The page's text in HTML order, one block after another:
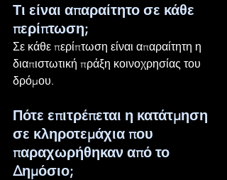
Τι είναι απαραίτητο σε κάθε
περίπτωση;
Σε κάθε περίπτωση είναι απαραίτητη η
διαπιστωτική πράξη κοινοχρησίας του
δρόμου.
Πότε επιτρέπεται η κατάτμηση
σε κληροτεμάχια που
παραχωρήθηκαν από το
Δημόσιο;